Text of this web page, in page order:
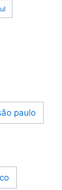
paulo